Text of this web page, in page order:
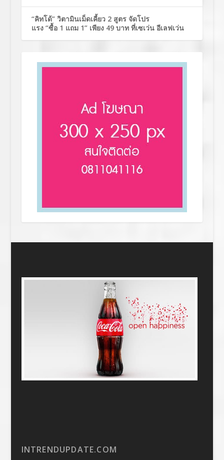
“คิทโด้” วิตามินเม็ดเคี้ยว 2 สูตร จัดโปร
แรง “ซื้อ 1 แถม 1” เพียง 49 บาท ที่เซเว่น อีเลฟเว่น
INTRENDUPDATE.COM